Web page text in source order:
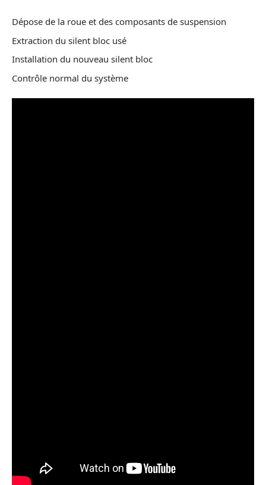
Dépose de la roue et des composants de suspension
Extraction du silent bloc usé
Installation du nouveau silent bloc
Contrôle normal du système